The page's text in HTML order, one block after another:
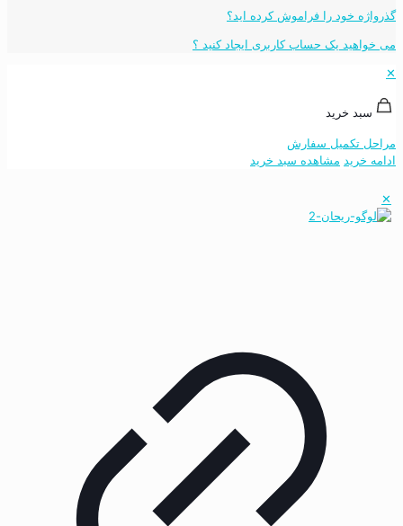
گذرواژه خود را فراموش کرده اید؟
می خواهید یک حساب کاربری ایجاد کنید ؟
✕
سبد خرید
مراحل تکمیل سفارش
ادامه خرید مشاهده سبد خرید
✕